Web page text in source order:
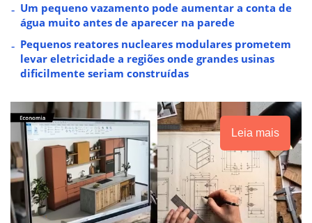
Um pequeno vazamento pode aumentar a conta de
água muito antes de aparecer na parede
Pequenos reatores nucleares modulares prometem
levar eletricidade a regiões onde grandes usinas
dificilmente seriam construídas
Leia mais